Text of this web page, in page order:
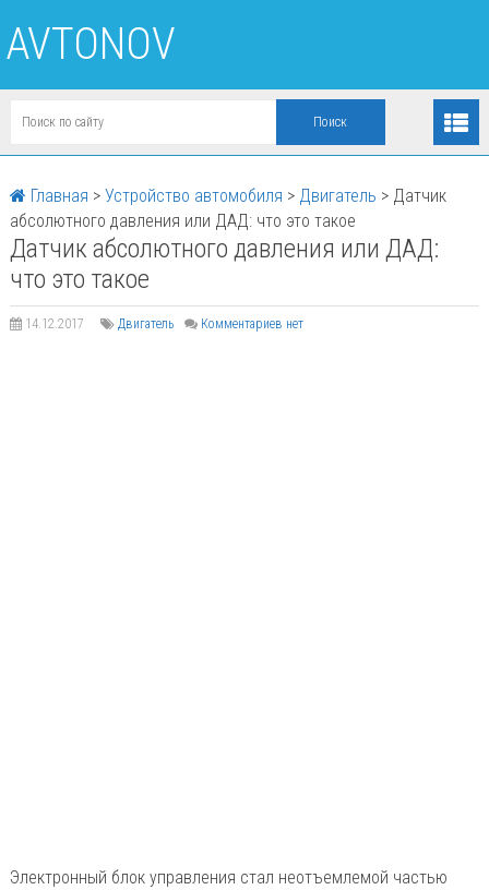
AVTONOV
Главная > Устройство автомобиля > Двигатель > Датчик
абсолютного давления или ДАД: что это такое
Датчик абсолютного давления или ДАД:
что это такое
14.12.2017 Двигатель Комментариев нет
Электронный блок управления стал неотъемлемой частью